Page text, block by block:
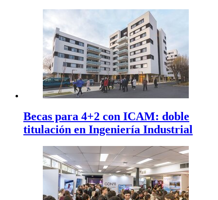
Becas para 4+2 con ICAM: doble
titulación en Ingeniería Industrial